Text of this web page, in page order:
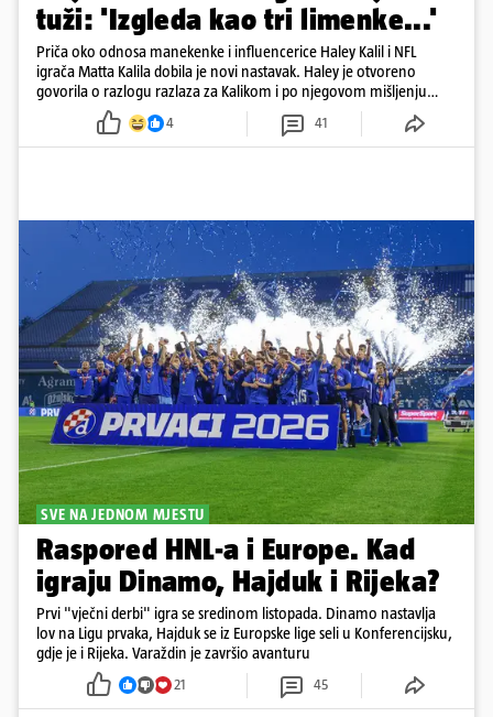
tuži: 'Izgleda kao tri limenke...'
Priča oko odnosa manekenke i influencerice Haley Kalil i NFL
igrača Matta Kalila dobila je novi nastavak. Haley je otvoreno
govorila o razlogu razlaza za Kalikom i po njegovom mišljenju
prešla granicu dobrog ukusa
4 41
SVE NA JEDNOM MJESTU
Raspored HNL-a i Europe. Kad
igraju Dinamo, Hajduk i Rijeka?
Prvi "vječni derbi" igra se sredinom listopada. Dinamo nastavlja
lov na Ligu prvaka, Hajduk se iz Europske lige seli u Konferencijsku,
gdje je i Rijeka. Varaždin je završio avanturu
21 45